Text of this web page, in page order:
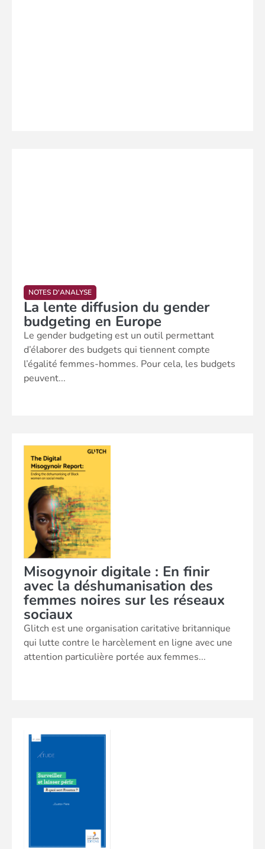
NOTES D'ANALYSE
La lente diffusion du gender
budgeting en Europe
Le gender budgeting est un outil permettant
d’élaborer des budgets qui tiennent compte
l’égalité femmes-hommes. Pour cela, les budgets
peuvent...
Misogynoir digitale : En finir
avec la déshumanisation des
femmes noires sur les réseaux
sociaux
Glitch est une organisation caritative britannique
qui lutte contre le harcèlement en ligne avec une
attention particulière portée aux femmes...